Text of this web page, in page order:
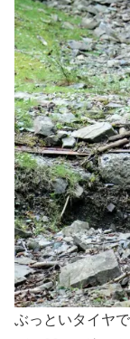
ぶっといタイヤ